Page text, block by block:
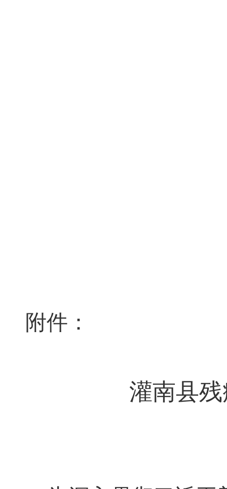
附件：
灌南县